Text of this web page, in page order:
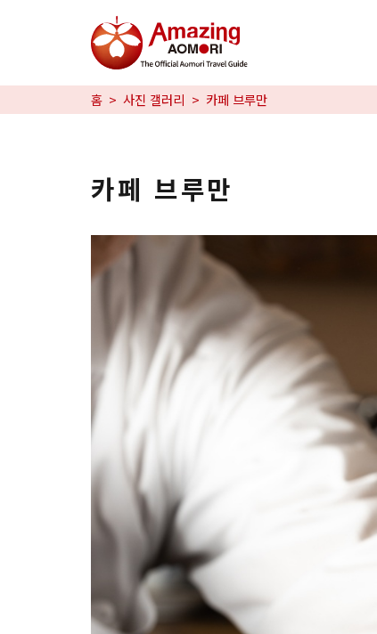
특집
즐길 거리
한국어
홈 사진 갤러리 카페 브루만
카페 브루만